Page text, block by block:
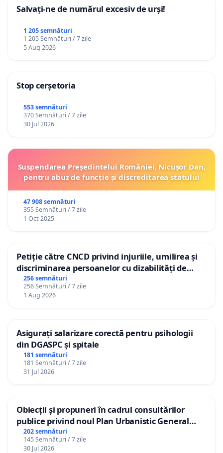
Salvați-ne de numărul excesiv de urși!
1 205 semnături
1 205 Semnături / 7 zile
5 Aug 2026
Stop cerșetoria
553 semnături
370 Semnături / 7 zile
30 Jul 2026
Suspendarea Președintelui României, Nicușor Dan,
pentru abuz de funcție și discreditarea statului
47 908 semnături
355 Semnături / 7 zile
1 Oct 2025
Petiție către CNCD privind injuriile, umilirea și
discriminarea persoanelor cu dizabilități de
către utilizatorul TikTok „Gorici”
256 semnături
256 Semnături / 7 zile
1 Aug 2026
Asigurați salarizare corectă pentru psihologii
din DGASPC și spitale
181 semnături
181 Semnături / 7 zile
31 Jul 2026
Obiecții și propuneri în cadrul consultărilor
publice privind noul Plan Urbanistic General
(PUG) Ialoveni
202 semnături
145 Semnături / 7 zile
30 Jul 2026